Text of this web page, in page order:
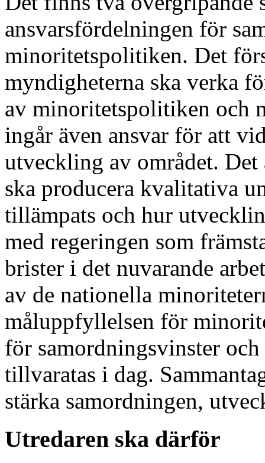
ansvarsfördelningen för
minoritetspolitiken. Det
myndigheterna ska verka
av minoritetspolitiken och
ingår även ansvar för att
utveckling av området.
ska producera kvalitativa
tillämpats och hur
med regeringen som
brister i det nuvarande
av de nationella
måluppfyllelsen för
för samordningsvinster
tillvaratas i dag.
stärka samordningen,
Utredaren ska därför